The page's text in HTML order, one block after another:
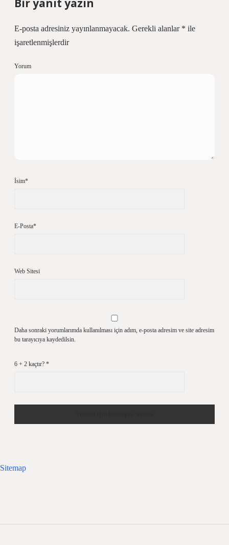
Bir yanıt yazın
E-posta adresiniz yayınlanmayacak. Gerekli alanlar * ile
işaretlenmişlerdir
Yorum
İsim*
E-Posta*
Web Sitesi
Daha sonraki yorumlarımda kullanılması için adım, e-posta adresim ve site adresim
bu tarayıcıya kaydedilsin.
6 + 2 kaçtır? *
Sitemap